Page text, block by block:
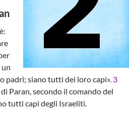
padri; siano tutti dei loro capi». 3
Paran, secondo il comando del
tutti capi degli Israeliti.